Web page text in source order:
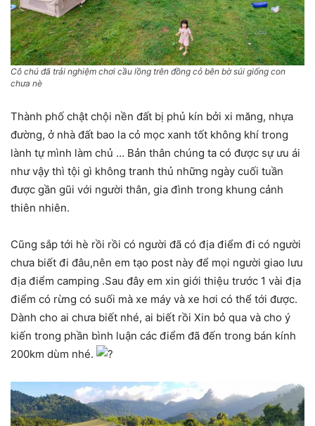
Cô chú đã trải nghiệm chơi cầu lồng trên đồng cỏ bên bờ súi giống con
chưa nè
Thành phố chật chội nền đất bị phủ kín bởi xi măng, nhựa
đường, ở nhà đất bao la cỏ mọc xanh tốt không khí trong
lành tự mình làm chủ … Bản thân chúng ta có được sự ưu ái
như vậy thì tội gì không tranh thủ những ngày cuối tuần
được gần gũi với người thân, gia đình trong khung cảnh
thiên nhiên.
Cũng sắp tới hè rồi rồi có người đã có địa điểm đi có người
chưa biết đi đâu,nên em tạo post này để mọi người giao lưu
địa điểm camping .Sau đây em xin giới thiệu trước 1 vài địa
điểm có rừng có suối mà xe máy và xe hơi có thể tới được.
Dành cho ai chưa biết nhé, ai biết rồi Xin bỏ qua và cho ý
kiến trong phần bình luận các điểm đã đến trong bán kính
200km dùm nhé.